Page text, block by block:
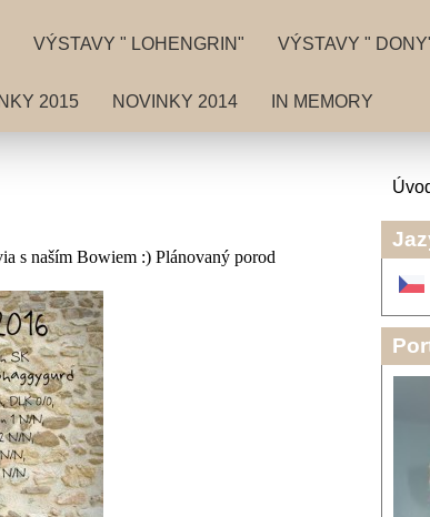
VÝSTAVY " LOHENGRIN" VÝSTAVY "
2015 NOVINKY 2014 IN MEMORY
s naším Bowiem :) Plánovaný porod